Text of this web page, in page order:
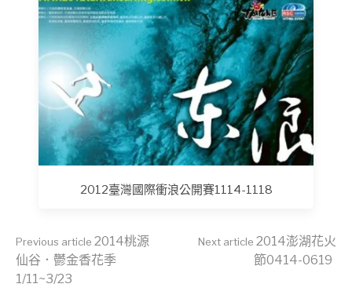
2012臺灣國際衝浪公開賽1114-1118
Continue
Previous article 2014桃源
仙谷．鬱金香花季
1/11~3/23
Next article 2014澎湖花火
節0414-0619